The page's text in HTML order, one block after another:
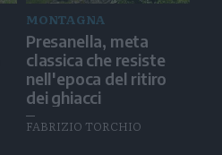
MONTAGNA
Presanella, meta
classica che resiste
nell'epoca del ritiro
dei ghiacci
FABRIZIO TORCHIO